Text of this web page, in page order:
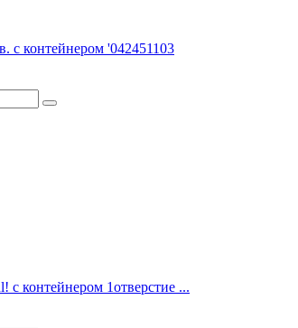
с контейнером '042451103
с контейнером 1отверстие ...